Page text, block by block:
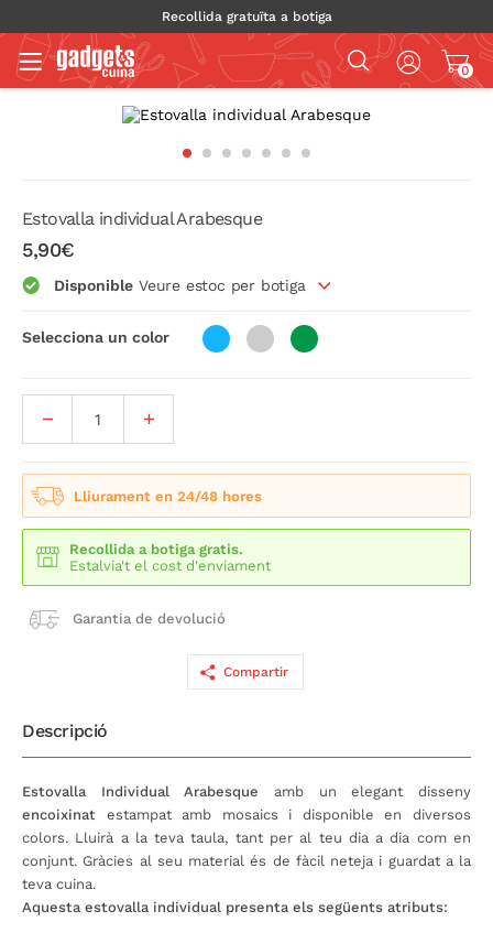
Recollida gratuïta a botiga
0
Estovalla individual Arabesque
5,90€
Disponible Veure estoc per botiga
Selecciona un color
Lliurament en 24/48 hores
Recollida a botiga gratis.
Estalvia't el cost d'enviament
Garantia de devolució
Compartir
Descripció
Estovalla Individual Arabesque amb un elegant disseny
encoixinat estampat amb mosaics i disponible en diversos
colors. Lluirà a la teva taula, tant per al teu dia a dia com en
conjunt. Gràcies al seu material és de fàcil neteja i guardat a la
teva cuina.
Aquesta estovalla individual presenta els següents atributs: